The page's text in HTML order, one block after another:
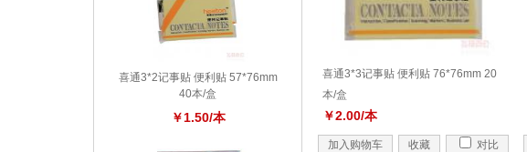
喜通3*2记事贴 便利贴 57*76mm
40本/盒
￥1.50/本
喜通3*3记事贴 便利贴 76*76mm 20
本/盒
￥2.00/本
加入购物车 收藏 对比